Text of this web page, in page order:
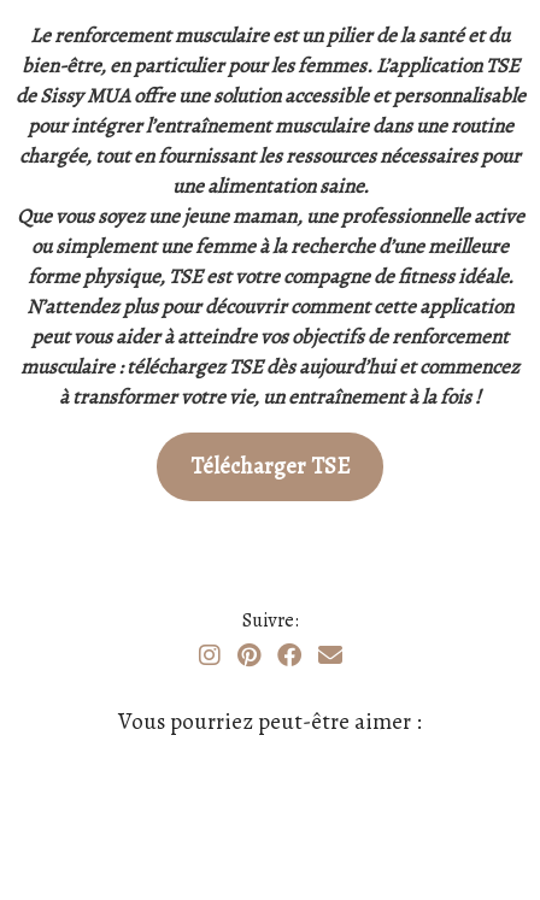
Le renforcement musculaire est un pilier de la santé et du
bien-être, en particulier pour les femmes. L’application TSE
de Sissy MUA offre une solution accessible et personnalisable
pour intégrer l’entraînement musculaire dans une routine
chargée, tout en fournissant les ressources nécessaires pour
une alimentation saine.
Que vous soyez une jeune maman, une professionnelle active
ou simplement une femme à la recherche d’une meilleure
forme physique, TSE est votre compagne de fitness idéale.
N’attendez plus pour découvrir comment cette application
peut vous aider à atteindre vos objectifs de renforcement
musculaire : téléchargez TSE dès aujourd’hui et commencez
à transformer votre vie, un entraînement à la fois !
Télécharger TSE
Suivre:
Vous pourriez peut-être aimer :